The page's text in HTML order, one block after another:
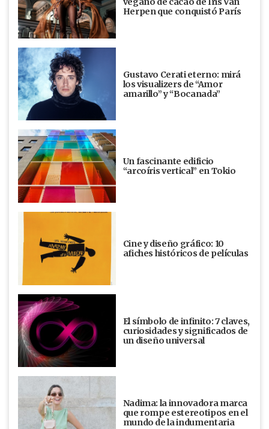
Herpen que conquistó París
Gustavo Cerati eterno: mirá
los visualizers de “Amor
amarillo” y “Bocanada”
Un fascinante edificio
“arcoíris vertical” en Tokio
Cine y diseño gráfico: 10
afiches históricos de películas
El símbolo de infinito: 7 claves,
curiosidades y significados de
un diseño universal
Nadima: la innovadora marca
que rompe estereotipos en el
mundo de la indumentaria